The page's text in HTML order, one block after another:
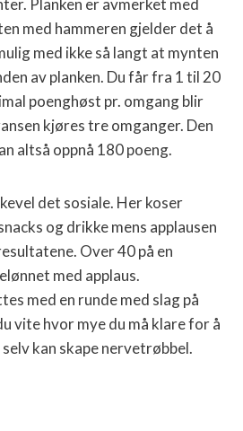
med hammeren gjelder det å
med ikke så langt at mynten
av planken. Du får fra 1 til 20
poenghøst pr. omgang blir
kjøres tre omganger. Den
altså oppnå 180 poeng.
det sosiale. Her koser
og drikke mens applausen
Over 40 på en
med applaus.
med en runde med slag på
vite hvor mye du må klare for å
kan skape nervetrøbbel.